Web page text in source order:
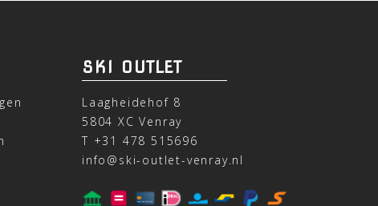
SKI OUTLET
Laagheidehof 8
5804 XC Venray
T +31 478 515696
info@ski-outlet-venray.nl